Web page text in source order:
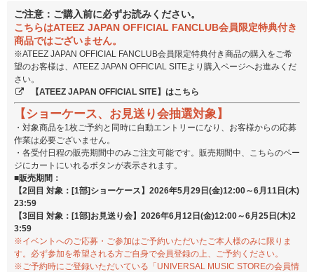
ご注意：ご購入前に必ずお読みください。
こちらはATEEZ JAPAN OFFICIAL FANCLUB会員限定特典付き
商品ではございません。
※ATEEZ JAPAN OFFICIAL FANCLUB会員限定特典付き商品の購入をご希
望のお客様は、ATEEZ JAPAN OFFICIAL SITEより購入ページへお進みくだ
さい。
【ATEEZ JAPAN OFFICIAL SITE】はこちら
【ショーケース、お見送り会抽選対象】
・対象商品を1枚ご予約と同時に自動エントリーになり、お客様からの応募
作業は必要ございません。
・各受付日程の販売期間中のみご注文可能です。販売期間中、こちらのペー
ジにカートにいれるボタンが表示されます。
■販売期間：
【2回目 対象：[1部]ショーケース】2026年5月29日(金)12:00～6月11日(木)
23:59
【3回目 対象：[1部]お見送り会】2026年6月12日(金)12:00～6月25日(木)2
3:59
※イベントへのご応募・ご参加はご予約いただいたご本人様のみに限りま
す。必ず参加を希望される方ご自身で会員登録の上、ご予約ください。
※ご予約時にご登録いただいている「UNIVERSAL MUSIC STOREの会員情